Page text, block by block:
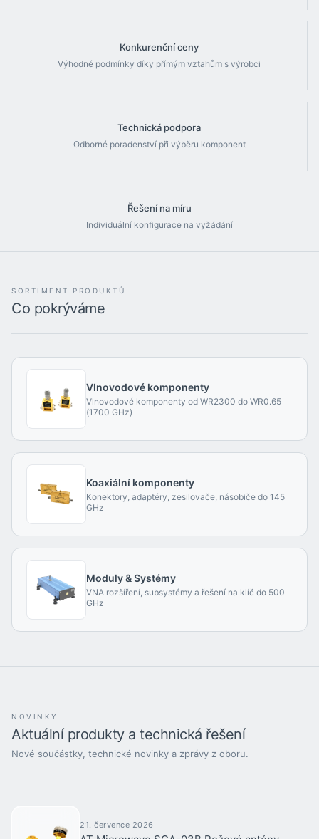
Konkurenční ceny
Výhodné podmínky díky přímým vztahům s výrobci
Technická podpora
Odborné poradenství při výběru komponent
Řešení na míru
Individuální konfigurace na vyžádání
SORTIMENT PRODUKTŮ
Co pokrýváme
Vlnovodové komponenty
Vlnovodové komponenty od WR2300 do WR0.65
(1700 GHz)
Koaxiální komponenty
Konektory, adaptéry, zesilovače, násobiče do 145
GHz
Moduly & Systémy
VNA rozšíření, subsystémy a řešení na klíč do 500
GHz
NOVINKY
Aktuální produkty a technická řešení
Nové součástky, technické novinky a zprávy z oboru.
21. července 2026